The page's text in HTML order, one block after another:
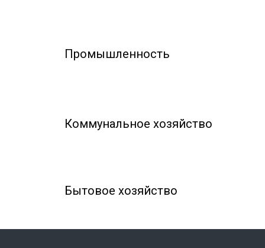
Промышленность
Коммунальное хозяйство
Бытовое хозяйство